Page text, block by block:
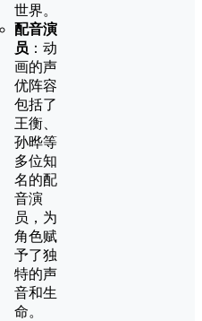
世界。
配音演
员 ：动
画的声
优阵容
包括了
王衡、
孙晔等
多位知
名的配
音演
员，为
角色赋
予了独
特的声
音和生
命。